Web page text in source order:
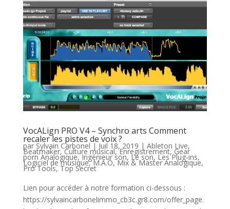
VocALign PRO V4 – Synchro arts Comment
recaler les pistes de voix ?
par Sylvain Carbonel | Juil 18, 2019 | Ableton Live,
Beatmaker,Culture musical,Enregistrement, Gear
porn Analogique,Ingénieur son,Le son,Les Plug-ins,
Logiciel de musique,M.A.O,Mix & Master Analogique,
Pro Tools, Top Secret
Lien pour accéder à notre formation ci-dessous :
https://sylvaincarbonelimmo_cb3c.gr8.com/offer_page.